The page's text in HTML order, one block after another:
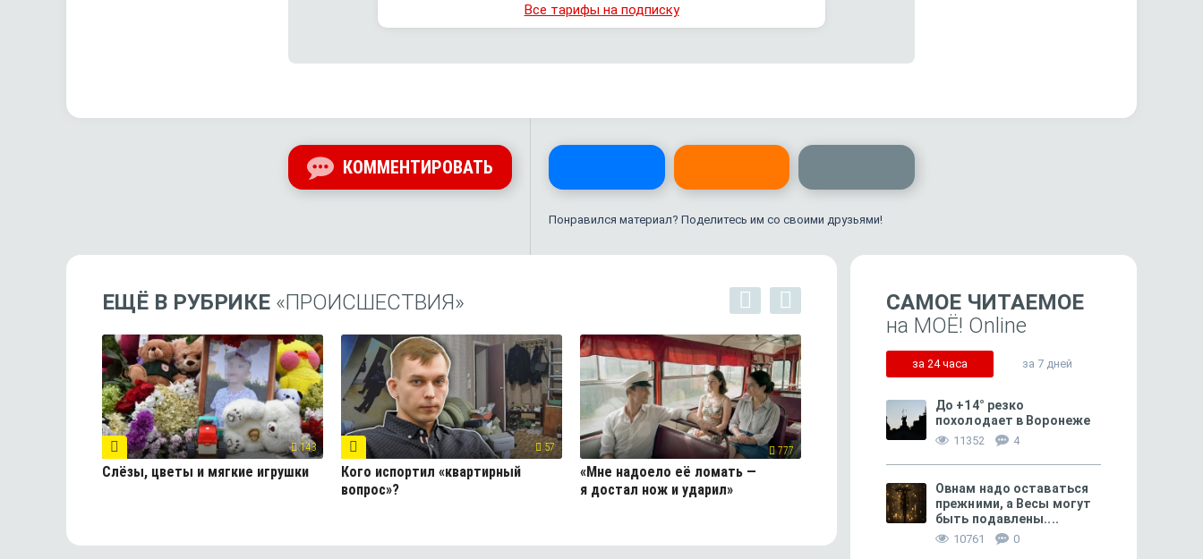
Все тарифы на подписку
КОММЕНТИРОВАТЬ
Понравился материал? Поделитесь им со своими друзьями!
ЕЩЁ В РУБРИКЕ «ПРОИСШЕСТВИЯ»
143
Слёзы, цветы и мягкие игрушки
57
Кого испортил «квартирный
вопрос»?
777
«Мне надоело её ломать —
я достал нож и ударил»
349
к берегу привёз
САМОЕ ЧИТАЕМОЕ
на МОЁ! Online
за 24 часа за 7 дней
До +14° резко
похолодает в Воронеже
11352 4
Овнам надо оставаться
прежними, а Весы могут
быть подавлены....
10761 0